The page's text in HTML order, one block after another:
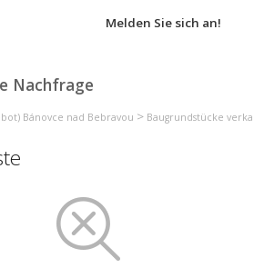
Melden Sie sich an!
Nachfrage
Bánovce nad Bebravou > Baugrundstücke